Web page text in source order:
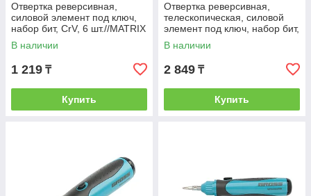
Отвертка реверсивная,
силовой элемент под ключ,
набор бит, CrV, 6 шт.//MATRIX
В наличии
1 219 ₸
Купить
Отвертка реверсивная,
телескопическая, силовой
элемент под ключ, набор бит,
CrV, 15 шт.//MATRIX
В наличии
2 849 ₸
Купить